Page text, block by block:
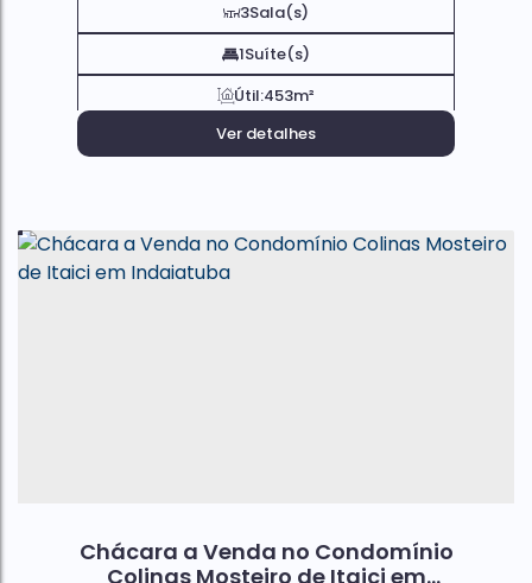
3Sala(s)
1Suíte(s)
Útil:453m²
Ver detalhes
Chácara a Venda no Condomínio
Colinas Mosteiro de Itaici em